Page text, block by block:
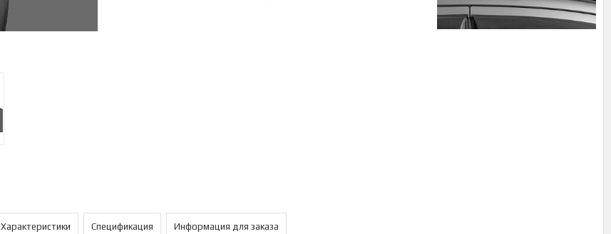
Характеристики Спецификация Информация для заказа